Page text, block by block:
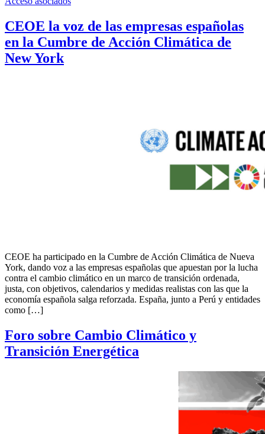
CEOE la voz de las empresas españolas
en la Cumbre de Acción Climática de
New York
CEOE ha participado en la Cumbre de Acción Climática de Nueva
York, dando voz a las empresas españolas que apuestan por la lucha
contra el cambio climático en un marco de transición ordenada,
justa, con objetivos, calendarios y medidas realistas con las que la
economía española salga reforzada. España, junto a Perú y entidades
como […]
Foro sobre Cambio Climático y
Transición Energética